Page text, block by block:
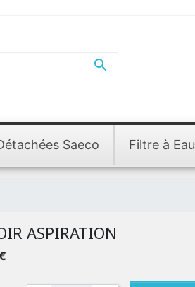

Saeco Filtre à Eau
ASPIRATION